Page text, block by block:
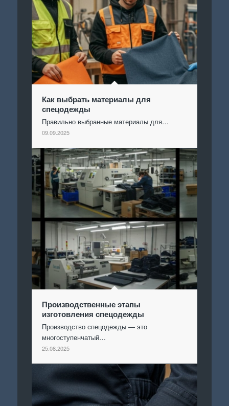
Как выбрать материалы для
спецодежды
Правильно выбранные материалы для…
09.09.2025
Производственные этапы
изготовления спецодежды
Производство спецодежды — это
многоступенчатый…
25.08.2025